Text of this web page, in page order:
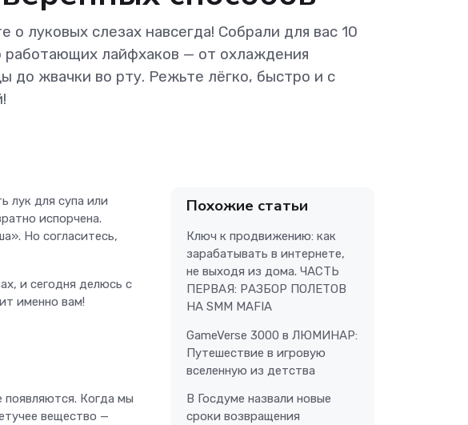
о луковых слезах навсегда! Собрали для вас 10
работающих лайфхаков — от охлаждения
до жвачки во рту. Режьте лёгко, быстро и с
лук для супа или
испорчена.
Но согласитесь,
и сегодня делюсь с
именно вам!
появляются. Когда мы
вещество —
Похожие статьи
Ключ к продвижению: как
зарабатывать в интернете,
не выходя из дома. ЧАСТЬ
ПЕРВАЯ: РАЗБОР ПОЛЕТОВ
НА SMM MAFIA
GameVerse 3000 в ЛЮМИНАР:
Путешествие в игровую
вселенную из детства
В Госдуме назвали новые
сроки возвращения